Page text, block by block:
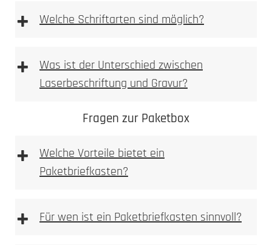
+ Welche Schriftarten sind möglich?
+
Was ist der Unterschied zwischen
Laserbeschriftung und Gravur?
Fragen zur Paketbox
+
Welche Vorteile bietet ein
Paketbriefkasten?
+ Für wen ist ein Paketbriefkasten sinnvoll?